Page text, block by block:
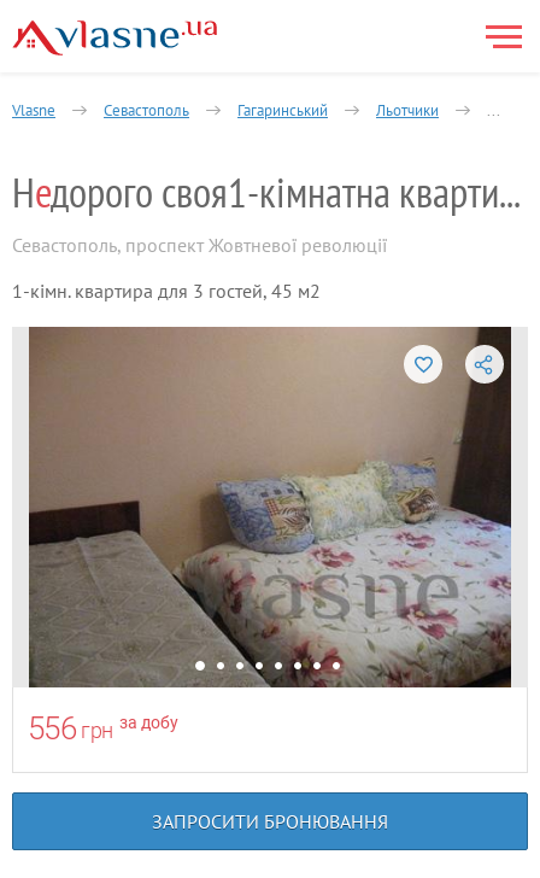
Vlasne Севастополь Гагаринський Льотчики 1-
Не дорого своя1-кімнатна квартира біля мо
Севастополь, проспект Жовтневої революції
1-кімн. квартира для 3 гостей, 45 м2
556 грн за добу
ЗАПРОСИТИ БРОНЮВАННЯ